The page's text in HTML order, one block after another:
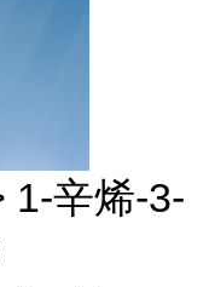
1-辛烯-3-